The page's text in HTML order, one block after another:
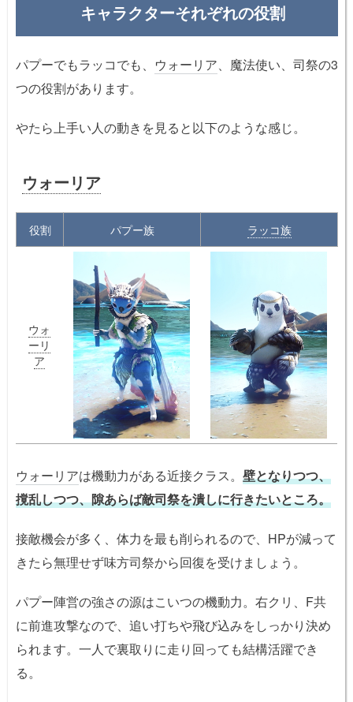
キャラクターそれぞれの役割
パプーでもラッコでも、 ウォーリア、魔法使い、司祭の3
つの役割があります。
やたら上手い人の動きを見ると以下のような感じ。
ウォーリア
役割 パプー族 ラッコ族
ウォ
ーリ
ア
ウォーリアは機動力がある近接クラス。 壁となりつつ、
撹乱しつつ、隙あらば敵司祭を潰しに行きたいところ。
接敵機会が多く、体力を最も削られるので、HPが減って
きたら無理せず味方司祭から回復を受けましょう。
パプー陣営の強さの源はこいつの機動力。右クリ、F共
に前進攻撃なので、追い打ちや飛び込みをしっかり決め
られます。一人で裏取りに走り回っても結構活躍でき
る。